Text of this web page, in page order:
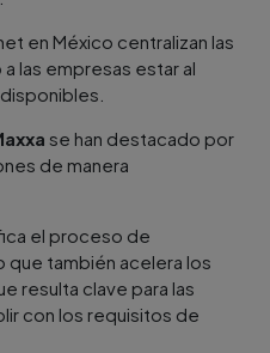
en México centralizan las
las empresas estar al
se han destacado por
de manera
el proceso de
que también acelera los
resulta clave para las
con los requisitos de